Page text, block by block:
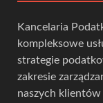
Kancelaria
kompleksowe
strategie
zakresie
naszych klientów